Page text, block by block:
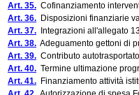
Art. 35. Cofinanziamento
Art. 36. Disposizioni finanziarie
Art. 37. Integrazioni all'allegato
Art. 38. Adeguamento gettoni di
Art. 39. Contributo
Art. 40. Termine ultimazione
Art. 41. Finanziamento attività